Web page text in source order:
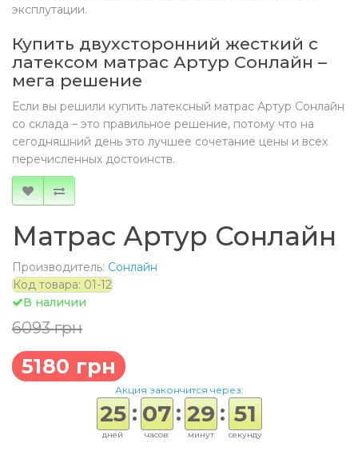
эксплутации.
Купить двухсторонний жесткий с
латексом матрас Артур Сонлайн –
мега решение
Если вы решили купить латексный матрас Артур Сонлайн
со склада – это правильное решение, потому что на
сегодняшний день это лучшее сочетание цены и всех
перечисленных достоинств.
Матрас Артур Сонлайн
Производитель: Сонлайн
Код товара: 01-12
В наличии
6093 грн
5180 грн
Акция закончится через:
25
дней
: 07
часов
: 29
минут
: 50
секунд